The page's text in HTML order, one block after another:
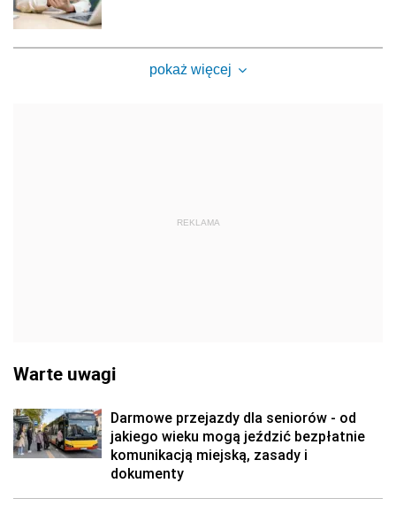
pokaż więcej
REKLAMA
Warte uwagi
Darmowe przejazdy dla seniorów - od
jakiego wieku mogą jeździć bezpłatnie
komunikacją miejską, zasady i
dokumenty